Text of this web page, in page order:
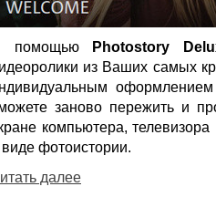
помощью
Photostory
из Ваших самых
заново пережить и
компьютера,
виде фотоистории.
далее